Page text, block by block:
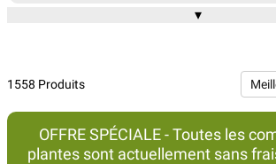
Vivaces de mi-ombre
(47)
Vivaces de rocaille(54)
Vivaces mellifères (211)
▾
1558 Produits
OFFRE SPÉCIALE - Toutes les
plantes sont actuellement sans